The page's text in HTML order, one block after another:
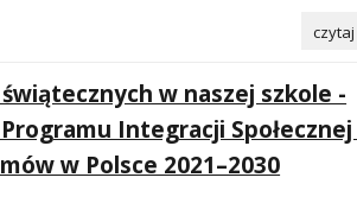
w naszej szkole -
Integracji Społecznej
w Polsce 2021–2030